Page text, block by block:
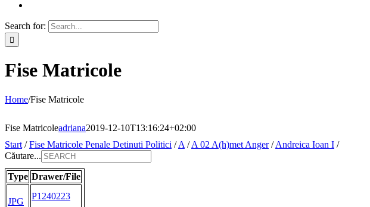
Search for:
Fise Matricole
Home/Fise Matricole
Fise Matricoleadriana2019-12-10T13:16:24+02:00
Start /Fise Matricole Penale Detinuti Politici /A /A 02 A(h)met Anger/Andreica Ioan I /
Căutare...
Type Drawer/File
JPG
P1240223